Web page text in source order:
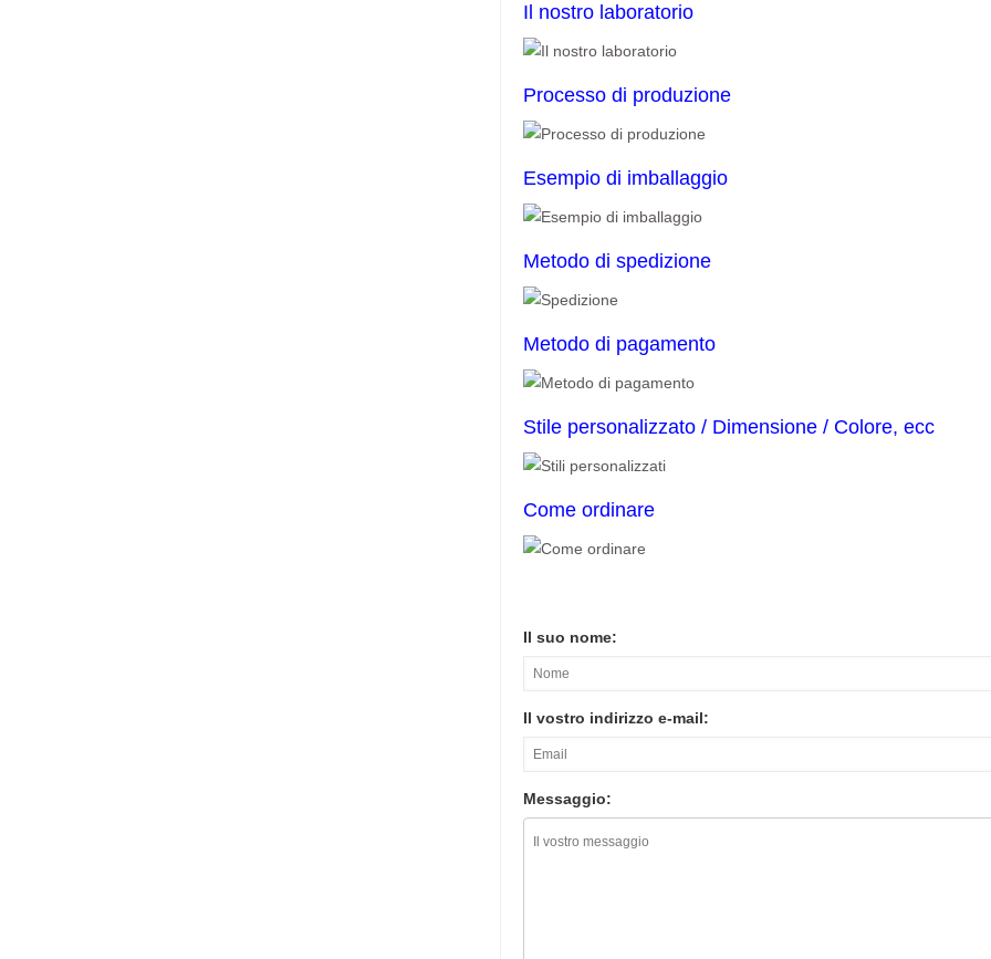
Il nostro laboratorio
Processo di produzione
Esempio di imballaggio
Metodo di spedizione
Metodo di pagamento
Stile personalizzato / Dimensione / Colore, ecc
Come ordinare
Il suo nome:
Il vostro indirizzo e-mail:
Messaggio: